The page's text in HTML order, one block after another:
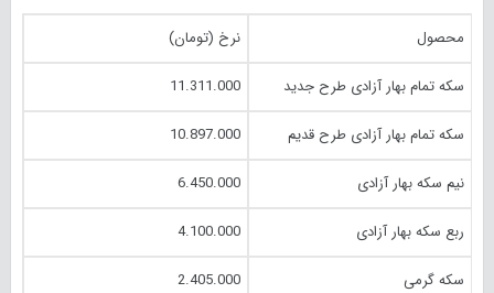
محصول نرخ (تومان)
سکه تمام بهار آزادی طرح جدید 11.311.000
سکه تمام بهار آزادی طرح قدیم 10.897.000
نیم سکه بهار آزادی 6.450.000
ربع سکه بهار آزادی 4.100.000
سکه گرمی 2.405.000